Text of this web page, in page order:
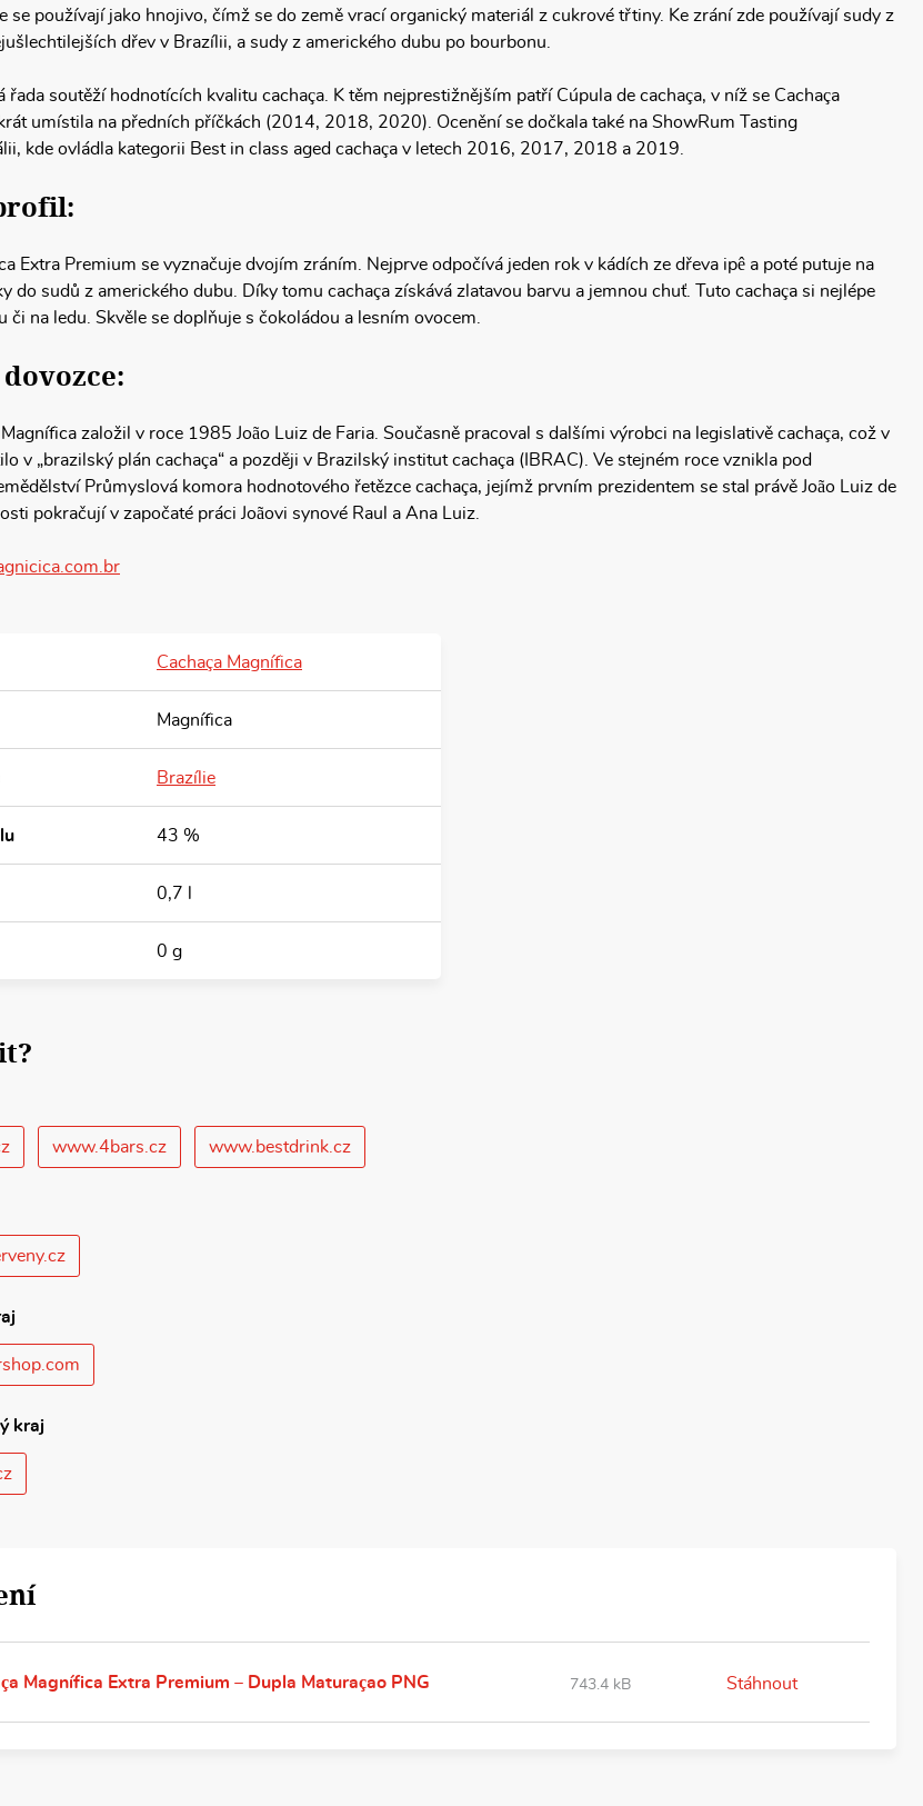
se používají jako hnojivo, čímž se do země vrací organický materiál z cukrové třtiny. Ke zrání zde používají sudy z
dřev v Brazílii, a sudy z amerického dubu po bourbonu.
řada soutěží hodnotících kvalitu cachaça. K těm nejprestižnějším patří Cúpula de cachaça, v níž se Cachaça
umístila na předních příčkách (2014, 2018, 2020). Ocenění se dočkala také na ShowRum Tasting
kde ovládla kategorii Best in class aged cachaça v letech 2016, 2017, 2018 a 2019.
Extra Premium se vyznačuje dvojím zráním. Nejprve odpočívá jeden rok v kádích ze dřeva ipê a poté putuje na
do sudů z amerického dubu. Díky tomu cachaça získává zlatavou barvu a jemnou chuť. Tuto cachaça si nejlépe
či na ledu. Skvěle se doplňuje s čokoládou a lesním ovocem.
Magnífica založil v roce 1985 João Luiz de Faria. Současně pracoval s dalšími výrobci na legislativě cachaça, což v
v „brazilský plán cachaça“ a později v Brazilský institut cachaça (IBRAC). Ve stejném roce vznikla pod
Průmyslová komora hodnotového řetězce cachaça, jejímž prvním prezidentem se stal právě João Luiz de
pokračují v započaté práci Joãovi synové Raul a Ana Luiz.
Cachaça Magnífica
Magnífica
Brazílie
43 %
0,7 l
0 g
www.4bars.cz www.bestdrink.cz
kraj
Magnífica Extra Premium – Dupla Maturaçao PNG 743.4 kB Stáhnout